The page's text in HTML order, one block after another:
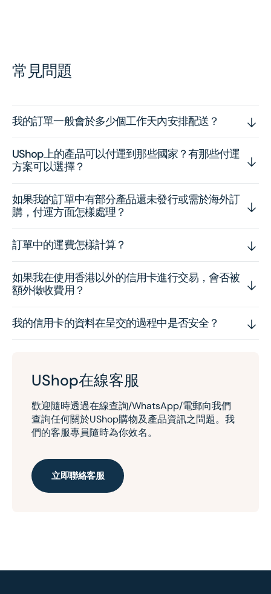
常見問題
我的訂單一般會於多少個工作天內安排配送？
UShop上的產品可以付運到那些國家？有那些付運
方案可以選擇？
如果我的訂單中有部分產品還未發行或需於海外訂
購，付運方面怎樣處理？
訂單中的運費怎樣計算？
如果我在使用香港以外的信用卡進行交易，會否被
額外徵收費用？
我的信用卡的資料在呈交的過程中是否安全？
UShop在線客服
歡迎隨時透過在線查詢/WhatsApp/電郵向我們
查詢任何關於UShop購物及產品資訊之問題。我
們的客服專員隨時為你效名。
立即聯絡客服